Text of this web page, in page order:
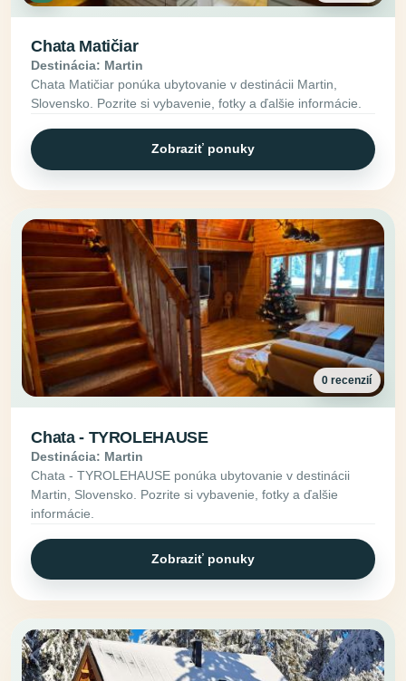
Chata Matičiar
Destinácia: Martin
Chata Matičiar ponúka ubytovanie v destinácii Martin,
Slovensko. Pozrite si vybavenie, fotky a ďalšie informácie.
Zobraziť ponuky
0 recenzií
Chata - TYROLEHAUSE
Destinácia: Martin
Chata - TYROLEHAUSE ponúka ubytovanie v destinácii
Martin, Slovensko. Pozrite si vybavenie, fotky a ďalšie
informácie.
Zobraziť ponuky